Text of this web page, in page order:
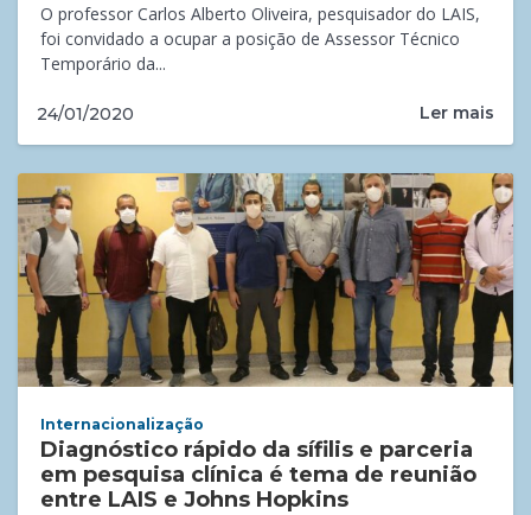
O professor Carlos Alberto Oliveira, pesquisador do LAIS,
foi convidado a ocupar a posição de Assessor Técnico
Temporário da...
24/01/2020 Ler mais
Internacionalização
Diagnóstico rápido da sífilis e parceria
em pesquisa clínica é tema de reunião
entre LAIS e Johns Hopkins